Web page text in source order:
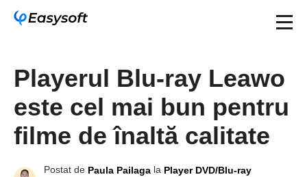
Playerul Blu-ray Leawo
este cel mai bun pentru
filme de înaltă calitate
Postat de Paula Pailaga la Player DVD/Blu-ray